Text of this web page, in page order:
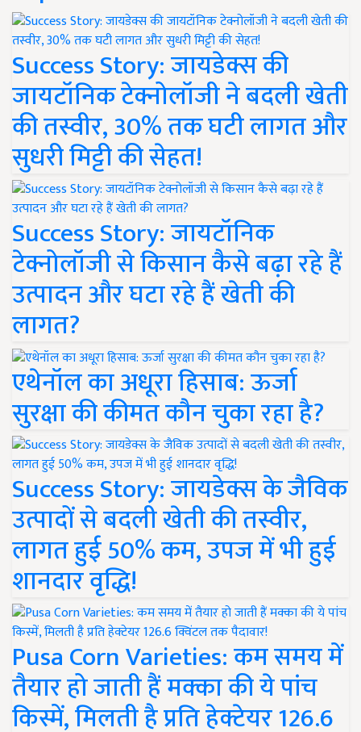
Success Story: जायडेक्स की
जायटॉनिक टेक्नोलॉजी ने बदली खेती
की तस्वीर, 30% तक घटी लागत और
सुधरी मिट्टी की सेहत!
Success Story: जायटॉनिक
टेक्नोलॉजी से किसान कैसे बढ़ा रहे हैं
उत्पादन और घटा रहे हैं खेती की
लागत?
एथेनॉल का अधूरा हिसाब: ऊर्जा
सुरक्षा की कीमत कौन चुका रहा है?
Success Story: जायडेक्स के जैविक
उत्पादों से बदली खेती की तस्वीर,
लागत हुई 50% कम, उपज में भी हुई
शानदार वृद्धि!
Pusa Corn Varieties: कम समय में
तैयार हो जाती हैं मक्का की ये पांच
किस्में, मिलती है प्रति हेक्टेयर 126.6